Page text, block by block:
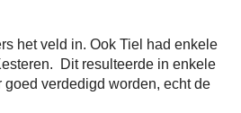
het veld in. Ook Tiel had enkele
Dit resulteerde in enkele
verdedigd worden, echt de